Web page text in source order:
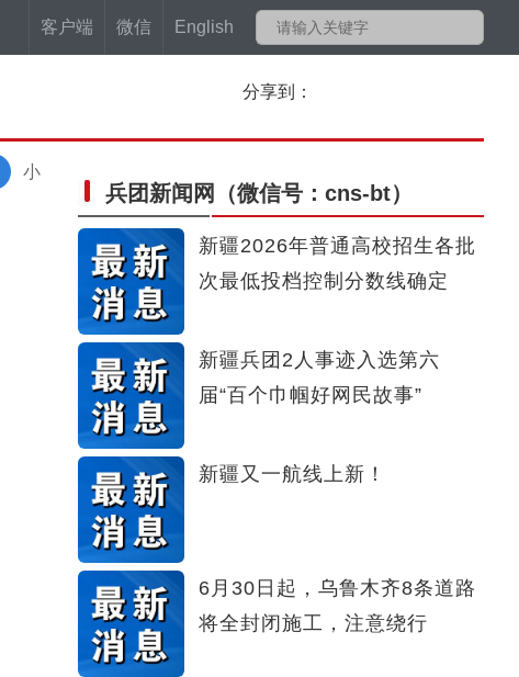
客户端 微信 English
分享到：
小
兵团新闻网 （微信号：cns-bt）
新疆2026年普通高校招生各批
次最低投档控制分数线确定
新疆兵团2人事迹入选第六
届“百个巾帼好网民故事”
新疆又一航线上新！
6月30日起，乌鲁木齐8条道路
将全封闭施工，注意绕行